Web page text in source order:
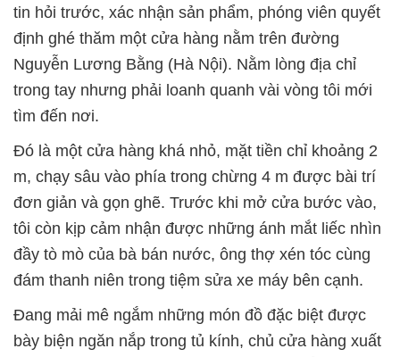
tin hỏi trước, xác nhận sản phẩm, phóng viên quyết
định ghé thăm một cửa hàng nằm trên đường
Nguyễn Lương Bằng (Hà Nội). Nằm lòng địa chỉ
trong tay nhưng phải loanh quanh vài vòng tôi mới
tìm đến nơi.
Đó là một cửa hàng khá nhỏ, mặt tiền chỉ khoảng 2
m, chạy sâu vào phía trong chừng 4 m được bài trí
đơn giản và gọn ghẽ. Trước khi mở cửa bước vào,
tôi còn kịp cảm nhận được những ánh mắt liếc nhìn
đầy tò mò của bà bán nước, ông thợ xén tóc cùng
đám thanh niên trong tiệm sửa xe máy bên cạnh.
Đang mải mê ngắm những món đồ đặc biệt được
bày biện ngăn nắp trong tủ kính, chủ cửa hàng xuất